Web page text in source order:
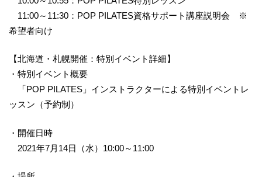
11:00～11:30：POP PILATES資格サポート講座説明会 ※
希望者向け
【北海道・札幌開催：特別イベント詳細】
・特別イベント概要
「POP PILATES」インストラクターによる特別イベントレ
ッスン（予約制）
・開催日時
2021年7月14日（水）10:00～11:00